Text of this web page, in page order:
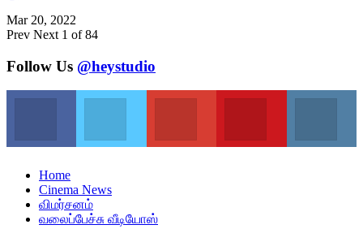
Mar 20, 2022
Prev Next 1 of 84
Follow Us @heystudio
Home
Cinema News
விமர்சனம்
வலைப்பேச்சு வீடியோஸ்